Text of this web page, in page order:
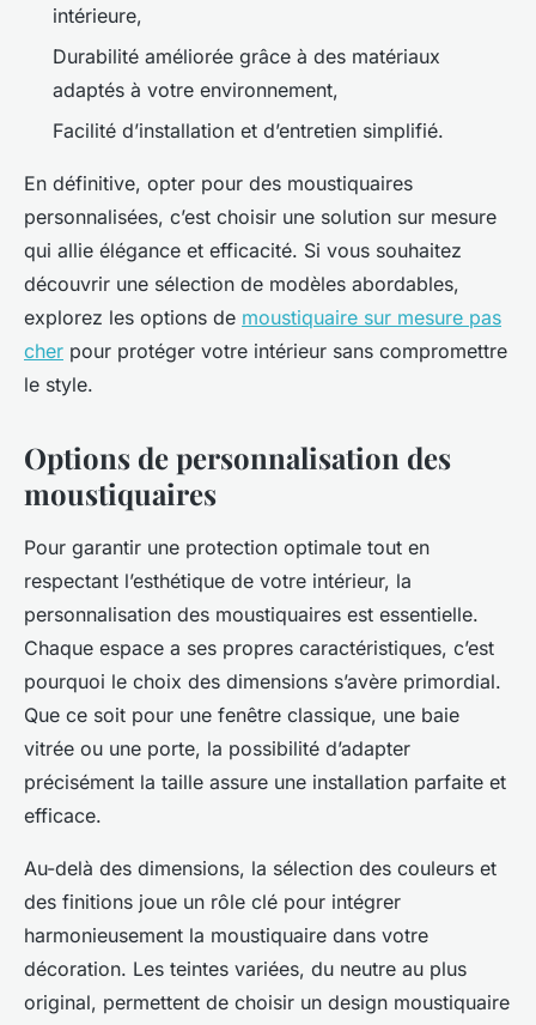
intérieure,
Durabilité améliorée grâce à des matériaux
adaptés à votre environnement,
Facilité d’installation et d’entretien simplifié.
En définitive, opter pour des moustiquaires
personnalisées, c’est choisir une solution sur mesure
qui allie élégance et efficacité. Si vous souhaitez
découvrir une sélection de modèles abordables,
explorez les options de moustiquaire sur mesure pas
cher pour protéger votre intérieur sans compromettre
le style.
Options de personnalisation des
moustiquaires
Pour garantir une protection optimale tout en
respectant l’esthétique de votre intérieur, la
personnalisation des moustiquaires est essentielle.
Chaque espace a ses propres caractéristiques, c’est
pourquoi le choix des dimensions s’avère primordial.
Que ce soit pour une fenêtre classique, une baie
vitrée ou une porte, la possibilité d’adapter
précisément la taille assure une installation parfaite et
efficace.
Au-delà des dimensions, la sélection des couleurs et
des finitions joue un rôle clé pour intégrer
harmonieusement la moustiquaire dans votre
décoration. Les teintes variées, du neutre au plus
original, permettent de choisir un design moustiquaire